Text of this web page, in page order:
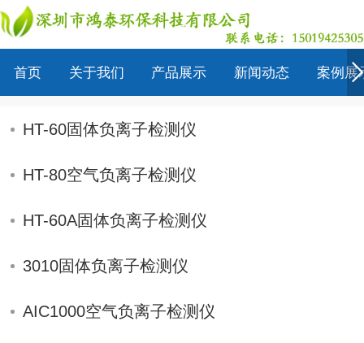
-
首页 关于我们 产品展示 新闻动态 案例展
HT-60固体负离子检测仪
HT-80空气负离子检测仪
HT-60A固体负离子检测仪
3010固体负离子检测仪
AIC1000空气负离子检测仪